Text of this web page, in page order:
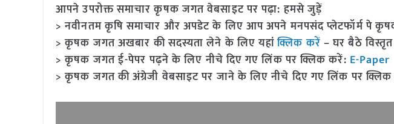
आपने उपरोक्त समाचार कृषक जगत वेबसाइट पर पढ़ा: हमसे जुड़ें
> नवीनतम कृषि समाचार और अपडेट के लिए आप अपने मनपसंद प्लेटफॉर्म पे
> कृषक जगत अखबार की सदस्यता लेने के लिए यहांक्लिक करें – घर बैठे
> कृषक जगत ई-पेपर पढ़ने के लिए नीचे दिए गए लिंक पर क्लिक करें: E-Paper
> कृषक जगत की अंग्रेजी वेबसाइट पर जाने के लिए नीचे दिए गए लिंक पर